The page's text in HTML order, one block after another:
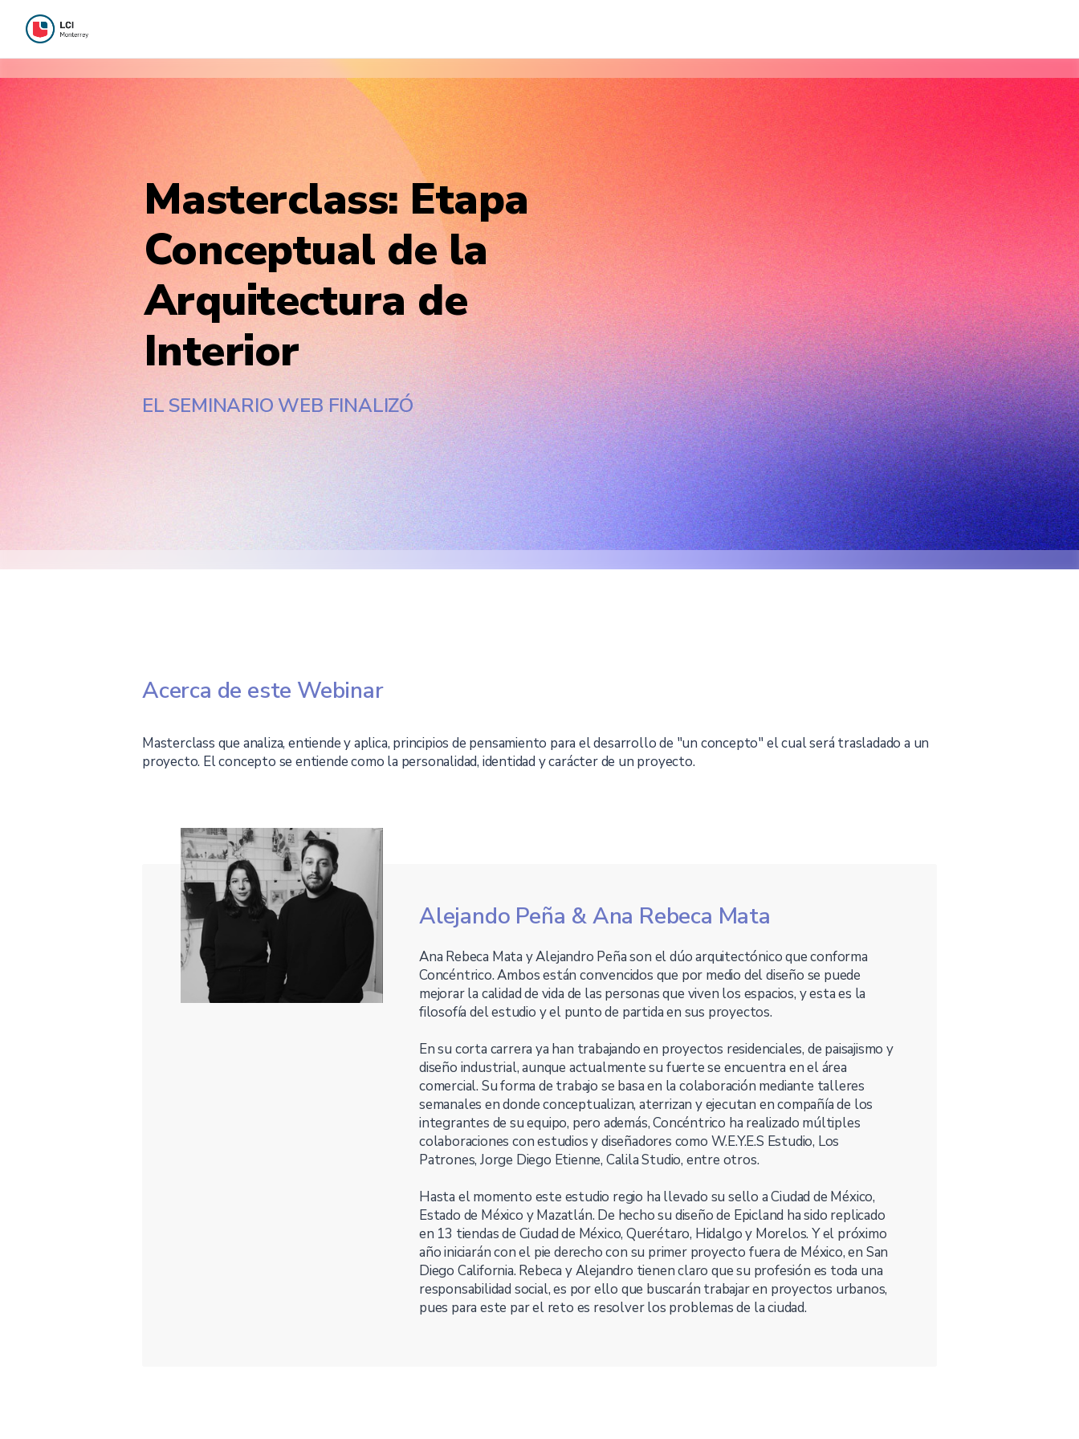
Masterclass: Etapa
Conceptual de la
Arquitectura de
Interior
EL SEMINARIO WEB FINALIZÓ
Acerca de este Webinar
Masterclass que analiza, entiende y aplica, principios de pensamiento para el desarrollo de "un concepto" el cual será trasladado a un
proyecto. El concepto se entiende como la personalidad, identidad y carácter de un proyecto.
Alejando Peña & Ana Rebeca Mata
Ana Rebeca Mata y Alejandro Peña son el dúo arquitectónico que conforma
Concéntrico. Ambos están convencidos que por medio del diseño se puede
mejorar la calidad de vida de las personas que viven los espacios, y esta es la
filosofía del estudio y el punto de partida en sus proyectos.
En su corta carrera ya han trabajando en proyectos residenciales, de paisajismo y
diseño industrial, aunque actualmente su fuerte se encuentra en el área
comercial. Su forma de trabajo se basa en la colaboración mediante talleres
semanales en donde conceptualizan, aterrizan y ejecutan en compañía de los
integrantes de su equipo, pero además, Concéntrico ha realizado múltiples
colaboraciones con estudios y diseñadores como W.E.Y.E.S Estudio, Los
Patrones, Jorge Diego Etienne, Calila Studio, entre otros.
Hasta el momento este estudio regio ha llevado su sello a Ciudad de México,
Estado de México y Mazatlán. De hecho su diseño de Epicland ha sido replicado
en 13 tiendas de Ciudad de México, Querétaro, Hidalgo y Morelos. Y el próximo
año iniciarán con el pie derecho con su primer proyecto fuera de México, en San
Diego California. Rebeca y Alejandro tienen claro que su profesión es toda una
responsabilidad social, es por ello que buscarán trabajar en proyectos urbanos,
pues para este par el reto es resolver los problemas de la ciudad.